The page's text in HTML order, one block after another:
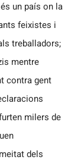
un país on la
feixistes i
treballadors;
mentre
contra gent
milers de
dels